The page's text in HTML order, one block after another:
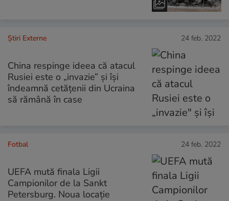
Știri Externe 24 feb. 2022
China respinge ideea că atacul
Rusiei este o „invazie” și își
îndeamnă cetățenii din Ucraina
să rămână în case
Fotbal 24 feb. 2022
UEFA mută finala Ligii
Campionilor de la Sankt
Petersburg. Noua locație